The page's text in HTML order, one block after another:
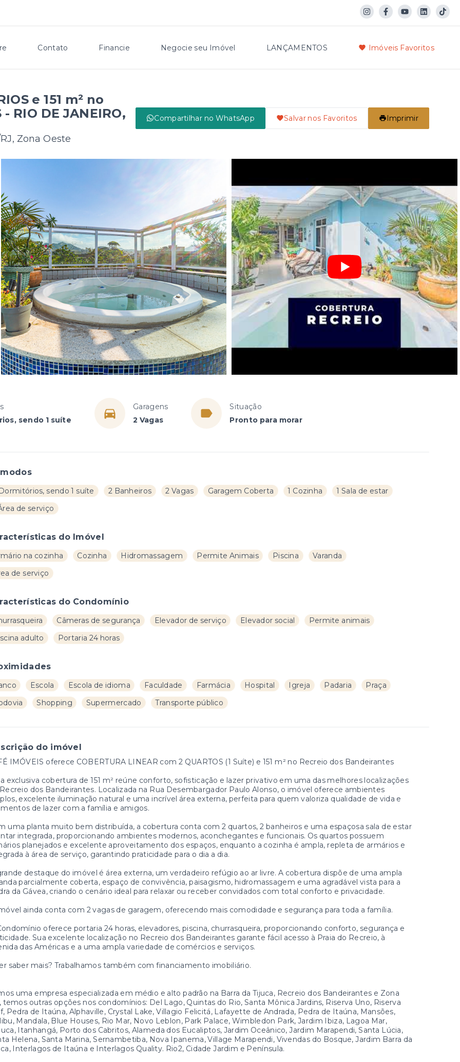
Contato Financie Negocie seu Imóvel LANÇAMENTOS Imóveis Favoritos
e 151 m² no
- RIO DE JANEIRO,
Zona Oeste
Compartilhar no WhatsApp Salvar nos Favoritos Imprimir
sendo 1 suíte
Garagens
2 Vagas
Situação
Pronto para morar
sendo 1 suíte 2 Banheiros 2 Vagas Garagem Coberta 1 Cozinha
1 Sala de estar
de serviço
do Imóvel
na cozinha Cozinha Hidromassagem Permite Animais Piscina
Varanda
de serviço
do Condomínio
Câmeras de segurança Elevador de serviço Elevador social
Permite animais
adulto
Portaria 24 horas
Escola Escola de idioma Faculdade Farmácia Hospital Igreja Padaria
Praça
Shopping Supermercado Transporte público
do imóvel
IMÓVEIS oferece COBERTURA LINEAR com 2 QUARTOS (1 Suíte) e 151 m² no Recreio dos Bandeirantes
exclusiva cobertura de 151 m² reúne conforto, sofisticação e lazer privativo em uma das melhores localizações
dos Bandeirantes. Localizada na Rua Desembargador Paulo Alonso, o imóvel oferece ambientes
excelente iluminação natural e uma incrível área externa, perfeita para quem valoriza qualidade de vida e
de lazer com a família e amigos.
uma planta muito bem distribuída, a cobertura conta com 2 quartos, 2 banheiros e uma espaçosa sala de estar
integrada, proporcionando ambientes modernos, aconchegantes e funcionais. Os quartos possuem
planejados e excelente aproveitamento dos espaços, enquanto a cozinha é ampla, repleta de armários e
à área de serviço, garantindo praticidade para o dia a dia.
destaque do imóvel é área externa, um verdadeiro refúgio ao ar livre. A cobertura dispõe de uma ampla
parcialmente coberta, espaço de convivência, paisagismo, hidromassagem e uma agradável vista para a
da Gávea, criando o cenário ideal para relaxar ou receber convidados com total conforto e privacidade.
ainda conta com 2 vagas de garagem, oferecendo mais comodidade e segurança para toda a família.
oferece portaria 24 horas, elevadores, piscina, churrasqueira, proporcionando conforto, segurança e
Sua excelente localização no Recreio dos Bandeirantes garante fácil acesso à Praia do Recreio, à
das Américas e a uma ampla variedade de comércios e serviços.
saber mais? Trabalhamos também com financiamento imobiliário.
uma empresa especializada em médio e alto padrão na Barra da Tijuca, Recreio dos Bandeirantes e Zona
temos outras opções nos condomínios: Del Lago, Quintas do Rio, Santa Mônica Jardins, Riserva Uno, Riserva
Pedra de Itaúna, Alphaville, Crystal Lake, Villagio Felicitá, Lafayette de Andrada, Pedra de Itaúna, Mansões,
Mandala, Blue Houses, Rio Mar, Novo Leblon, Park Palace, Wimbledon Park, Jardim Ibiza, Lagoa Mar,
Itanhangá, Porto dos Cabritos, Alameda dos Eucaliptos, Jardim Oceânico, Jardim Marapendi, Santa Lúcia,
Helena, Santa Marina, Sernambetiba, Nova Ipanema, Village Marapendi, Vivendas do Bosque, Jardim Barra da
Interlagos de Itaúna e Interlagos Quality. Rio2, Cidade Jardim e Península.